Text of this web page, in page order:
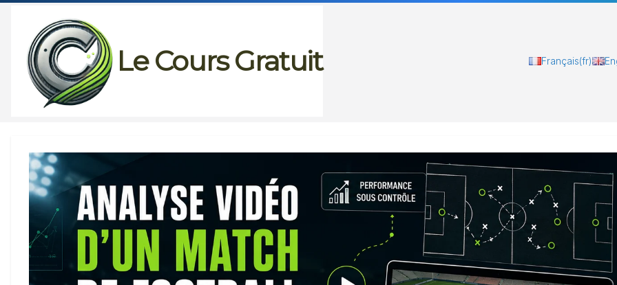
contenu
Le Cours Gratuit Français(fr)